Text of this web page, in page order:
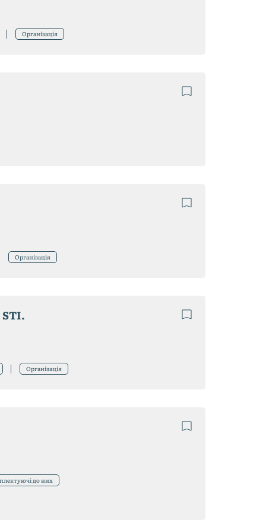
Організація
Організація
STI.
Організація
до них